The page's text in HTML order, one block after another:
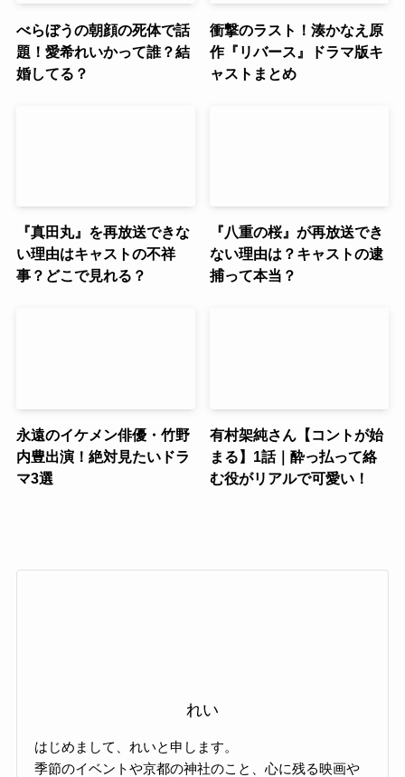
べらぼうの朝顔の死体で話
題！愛希れいかって誰？結
婚してる？
衝撃のラスト！湊かなえ原
作『リバース』ドラマ版キ
ャストまとめ
『真田丸』を再放送できな
い理由はキャストの不祥
事？どこで見れる？
『八重の桜』が再放送でき
ない理由は？キャストの逮
捕って本当？
永遠のイケメン俳優・竹野
内豊出演！絶対見たいドラ
マ3選
有村架純さん【コントが始
まる】1話｜酔っ払って絡
む役がリアルで可愛い！
れい
はじめまして、れいと申します。
季節のイベントや京都の神社のこと、心に残る映画や